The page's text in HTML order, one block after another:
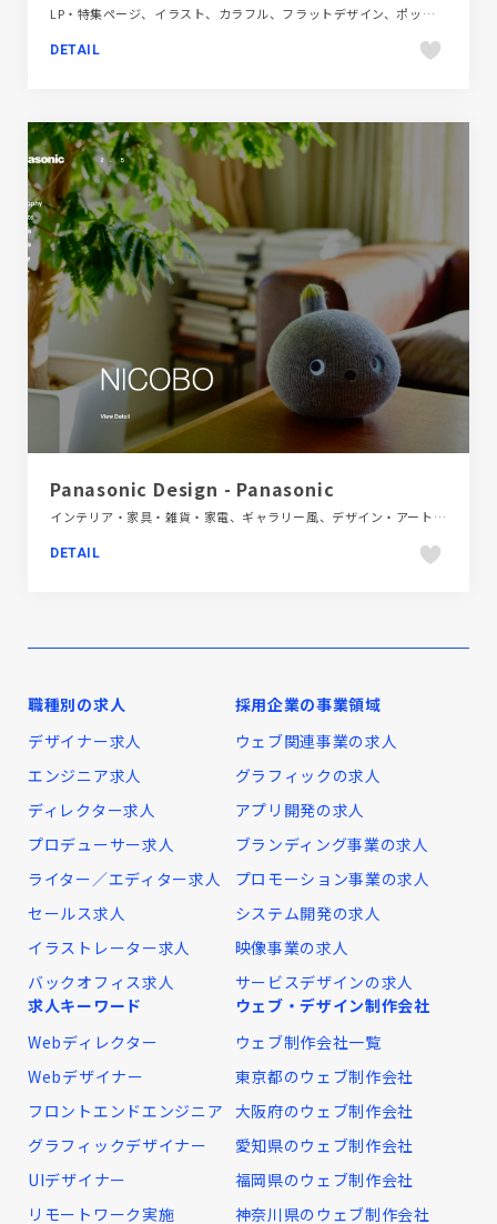
LP・特集ページ、イラスト、カラフル、フラットデザイン、ポップ、飲料・食品
DETAIL
Panasonic Design - Panasonic
インテリア・家具・雑貨・家電、ギャラリー風、デザイン・アート・音楽・文芸、ナチュラル、ブランド・サービスサイト、ホワイト系、ポートフォリオ、モーション多め、大きめ写真
DETAIL
職種別の求人
デザイナー求人
エンジニア求人
ディレクター求人
プロデューサー求人
ライター／エディター求人
セールス求人
イラストレーター求人
バックオフィス求人
採用企業の事業領域
ウェブ関連事業の求人
グラフィックの求人
アプリ開発の求人
ブランディング事業の求人
プロモーション事業の求人
システム開発の求人
映像事業の求人
サービスデザインの求人
求人キーワード
Webディレクター
Webデザイナー
フロントエンドエンジニア
グラフィックデザイナー
UIデザイナー
リモートワーク実施
ウェブ・デザイン制作会社
ウェブ制作会社一覧
東京都のウェブ制作会社
大阪府のウェブ制作会社
愛知県のウェブ制作会社
福岡県のウェブ制作会社
神奈川県のウェブ制作会社